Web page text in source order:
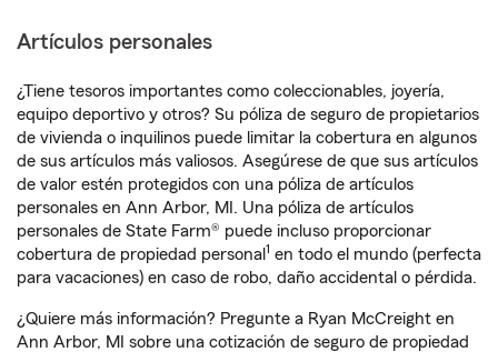
Artículos personales
¿Tiene tesoros importantes como coleccionables, joyería,
equipo deportivo y otros? Su póliza de seguro de propietarios
de vivienda o inquilinos puede limitar la cobertura en algunos
de sus artículos más valiosos. Asegúrese de que sus artículos
de valor estén protegidos con una póliza de artículos
personales en Ann Arbor, MI. Una póliza de artículos
personales de State Farm® puede incluso proporcionar
cobertura de propiedad personal 1 en todo el mundo (perfecta
para vacaciones) en caso de robo, daño accidental o pérdida.
¿Quiere más información? Pregunte a Ryan McCreight en
Ann Arbor, MI sobre una cotización de seguro de propiedad